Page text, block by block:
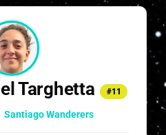
Targhetta #11
Santiago Wanderers